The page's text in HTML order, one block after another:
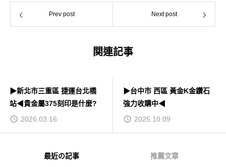
Prev post Next post
関連記事
▶新北市三重區 捷運台北橋
站◀貴金屬375刻印是什麼?
2026.03.16
▶台中市 西區 黃金K金鑽石
強力收購中◀
2025.10.09
最近の記事 推薦文章